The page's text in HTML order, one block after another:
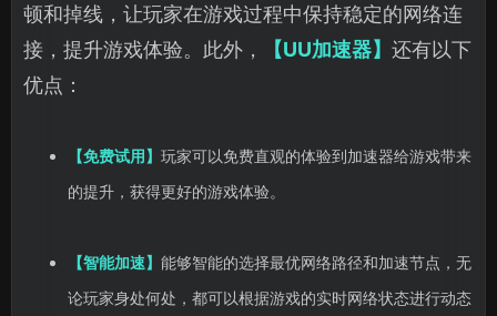
顿和掉线，让玩家在游戏过程中保持稳定的网络连
接，提升游戏体验。此外，
【UU加速器】 还有以下
优点：
【免费试用】 玩家可以免费直观的体验到加速器给游戏带来
的提升，获得更好的游戏体验。
【智能加速】 能够智能的选择最优网络路径和加速节点，无
论玩家身处何处，都可以根据游戏的实时网络状态进行动态